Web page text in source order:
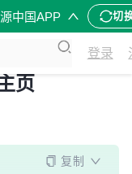
中国APP 切
登录
页
复制